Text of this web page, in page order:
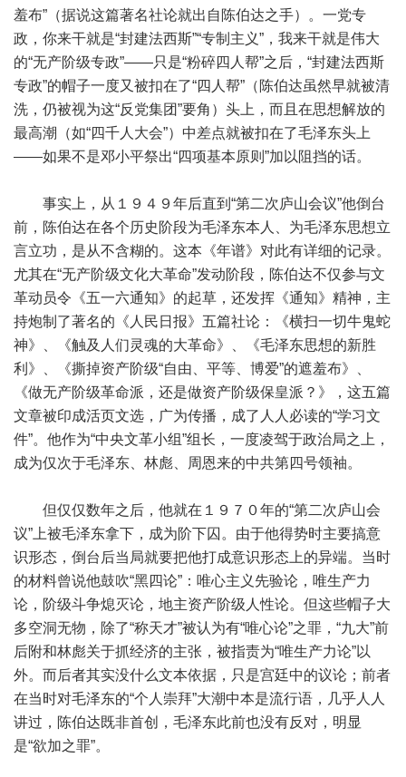
羞布”（据说这篇著名社论就出自陈伯达之手）。一党专
政，你来干就是“封建法西斯”“专制主义”，我来干就是伟大
的“无产阶级专政”——只是“粉碎四人帮”之后，“封建法西斯
专政”的帽子一度又被扣在了“四人帮”（陈伯达虽然早就被清
洗，仍被视为这“反党集团”要角）头上，而且在思想解放的
最高潮（如“四千人大会”）中差点就被扣在了毛泽东头上
——如果不是邓小平祭出“四项基本原则”加以阻挡的话。
事实上，从１９４９年后直到“第二次庐山会议”他倒台
前，陈伯达在各个历史阶段为毛泽东本人、为毛泽东思想立
言立功，是从不含糊的。这本《年谱》对此有详细的记录。
尤其在“无产阶级文化大革命”发动阶段，陈伯达不仅参与文
革动员令《五一六通知》的起草，还发挥《通知》精神，主
持炮制了著名的《人民日报》五篇社论：《横扫一切牛鬼蛇
神》、《触及人们灵魂的大革命》、《毛泽东思想的新胜
利》、《撕掉资产阶级“自由、平等、博爱”的遮羞布》、
《做无产阶级革命派，还是做资产阶级保皇派？》，这五篇
文章被印成活页文选，广为传播，成了人人必读的“学习文
件”。他作为“中央文革小组”组长，一度凌驾于政治局之上，
成为仅次于毛泽东、林彪、周恩来的中共第四号领袖。
但仅仅数年之后，他就在１９７０年的“第二次庐山会
议”上被毛泽东拿下，成为阶下囚。由于他得势时主要搞意
识形态，倒台后当局就要把他打成意识形态上的异端。当时
的材料曾说他鼓吹“黑四论”：唯心主义先验论，唯生产力
论，阶级斗争熄灭论，地主资产阶级人性论。但这些帽子大
多空洞无物，除了“称天才”被认为有“唯心论”之罪，“九大”前
后附和林彪关于抓经济的主张，被指责为“唯生产力论”以
外。而后者其实没什么文本依据，只是宫廷中的议论；前者
在当时对毛泽东的“个人崇拜”大潮中本是流行语，几乎人人
讲过，陈伯达既非首创，毛泽东此前也没有反对，明显
是“欲加之罪”。